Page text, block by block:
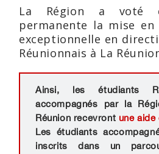
La Région a voté
permanente la mise en
exceptionnelle en
Réunionnais à La
Ainsi, les étudiants
accompagnés par la
Réunion recevront une aide
Les étudiants
inscrits dans un